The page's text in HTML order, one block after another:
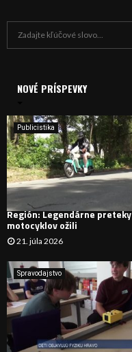
i
e
:
NOVÉ PRÍSPEVKY
Publicistika
Región: Legendárne preteky
motocyklov ožili
21. júla 2026
Spravodajstvo